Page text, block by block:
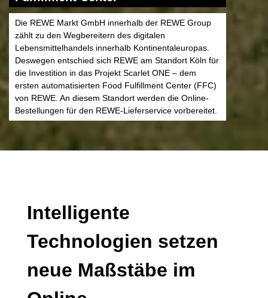
Die REWE Markt GmbH innerhalb der REWE Group
zählt zu den Wegbereitern des digitalen
Lebensmittelhandels innerhalb Kontinentaleuropas.
Deswegen entschied sich REWE am Standort Köln für
die Investition in das Projekt Scarlet ONE – dem
ersten automatisierten Food Fulfillment Center (FFC)
von REWE. An diesem Standort werden die Online-
Bestellungen für den REWE-Lieferservice vorbereitet.
Intelligente
Technologien setzen
neue Maßstäbe im